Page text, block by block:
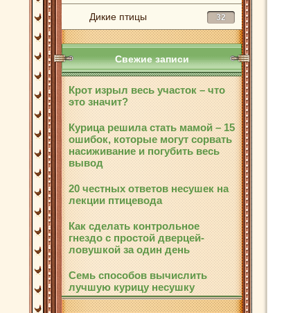
Дикие птицы 32
Свежие записи
Крот изрыл весь участок – что
это значит?
Курица решила стать мамой – 15
ошибок, которые могут сорвать
насиживание и погубить весь
вывод
20 честных ответов несушек на
лекции птицевода
Как сделать контрольное
гнездо с простой дверцей-
ловушкой за один день
Семь способов вычислить
лучшую курицу несушку